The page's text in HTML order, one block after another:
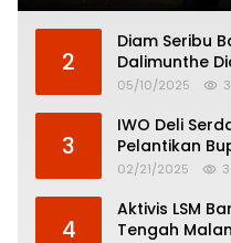
2
Diam Seribu
Dalimunthe
05/10/2025
3
IWO Deli
Pelantikan
Serdang
02/21/2025
4
Aktivis LSM
Tengah